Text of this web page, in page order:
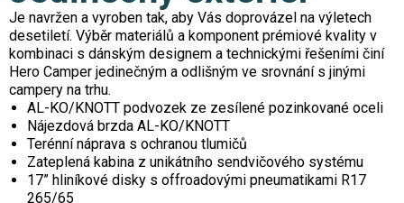
Je navržen a vyroben tak, aby Vás doprovázel na výletech
desetiletí. Výběr materiálů a komponent prémiové kvality v
kombinaci s dánským designem a technickými řešeními činí
Hero Camper jedinečným a odlišným ve srovnání s jinými
campery na trhu.
AL-KO/KNOTT podvozek ze zesílené pozinkované oceli
Nájezdová brzda AL-KO/KNOTT
Terénní náprava s ochranou tlumičů
Zateplená kabina z unikátního sendvičového systému
17” hliníkové disky s offroadovými pneumatikami R17
265/65